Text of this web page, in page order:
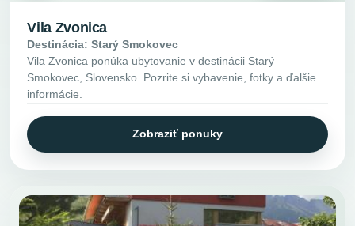
Vila Zvonica
Destinácia: Starý Smokovec
Vila Zvonica ponúka ubytovanie v destinácii Starý
Smokovec, Slovensko. Pozrite si vybavenie, fotky a ďalšie
informácie.
Zobraziť ponuky